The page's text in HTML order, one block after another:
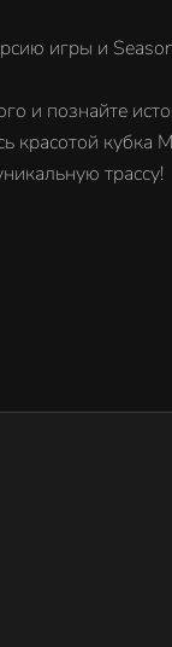
игры и
и познайте
красотой кубка
трассу!